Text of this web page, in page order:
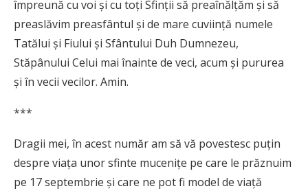
împreună cu voi şi cu toţi Sfinţii să preaînălţăm şi să
preaslăvim preasfântul şi de mare cuviinţă numele
Tatălui şi Fiului şi Sfântului Duh Dumnezeu,
Stăpânului Celui mai înainte de veci, acum şi pururea
şi în vecii vecilor. Amin.
***
Dragii mei, în acest număr am să vă povestesc puţin
despre viaţa unor sfinte muceniţe pe care le prăznuim
pe 17 septembrie şi care ne pot fi model de viaţă